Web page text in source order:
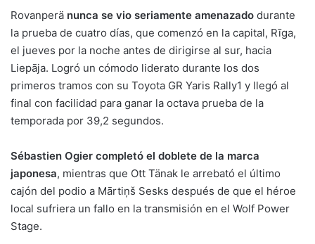
Rovanperä nunca se vio seriamente amenazado durante
la prueba de cuatro días, que comenzó en la capital, Rīga,
el jueves por la noche antes de dirigirse al sur, hacia
Liepāja. Logró un cómodo liderato durante los dos
primeros tramos con su Toyota GR Yaris Rally1 y llegó al
final con facilidad para ganar la octava prueba de la
temporada por 39,2 segundos.
Sébastien Ogier completó el doblete de la marca
japonesa, mientras que Ott Tänak le arrebató el último
cajón del podio a Mārtiņš Sesks después de que el héroe
local sufriera un fallo en la transmisión en el Wolf Power
Stage.